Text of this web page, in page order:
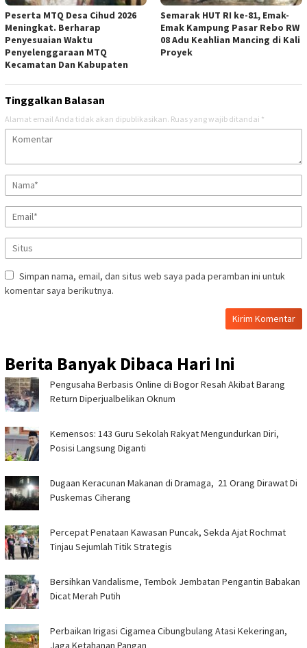
Peserta MTQ Desa Cihud 2026
Meningkat. Berharap
Penyesuaian Waktu
Penyelenggaraan MTQ
Kecamatan Dan Kabupaten ‎
Semarak HUT RI ke-81, Emak-
Emak Kampung Pasar Rebo RW
08 Adu Keahlian Mancing di Kali
Proyek ‎
Tinggalkan Balasan
Alamat email Anda tidak akan dipublikasikan. Ruas yang wajib ditandai *
Simpan nama, email, dan situs web saya pada peramban ini untuk
komentar saya berikutnya.
Berita Banyak Dibaca Hari Ini
Pengusaha Berbasis Online di Bogor Resah Akibat Barang
Return Diperjualbelikan Oknum
Kemensos: 143 Guru Sekolah Rakyat Mengundurkan Diri,
Posisi Langsung Diganti
‎Dugaan Keracunan Makanan di Dramaga, 21 Orang Dirawat Di
Puskemas Ciherang ‎
‎Percepat Penataan Kawasan Puncak, Sekda Ajat Rochmat
Tinjau Sejumlah Titik Strategis ‎
Bersihkan Vandalisme, Tembok Jembatan Pengantin Babakan
Dicat Merah Putih ‎
Perbaikan Irigasi Cigamea Cibungbulang Atasi Kekeringan,
Jaga Ketahanan Pangan ‎